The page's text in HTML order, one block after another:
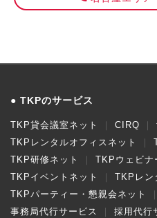
TKPのサービス
TKP貸会議室ネット CIRQ
TKPレンタルオフィスネット
TKP研修ネット
TKPウェビナ
TKPイベントネット
TKPレン
TKPパーティー・懇親会ネット
事務局代行サービス
採用代行